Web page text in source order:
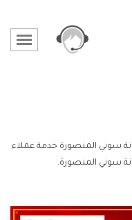
سوني المنصورة خدمة عملاء
سوني المنصورة.